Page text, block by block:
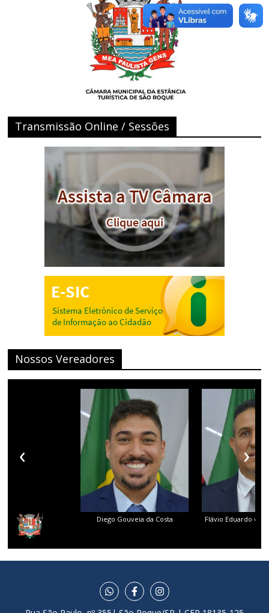
Transmissão Online / Sessões
Nossos Vereadores
Diego Gouveia da Costa Flávio Eduardo dos
‹ ›